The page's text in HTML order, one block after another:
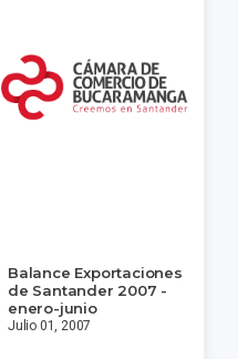
Balance Exportaciones
de Santander 2007 -
enero-junio
Julio 01, 2007